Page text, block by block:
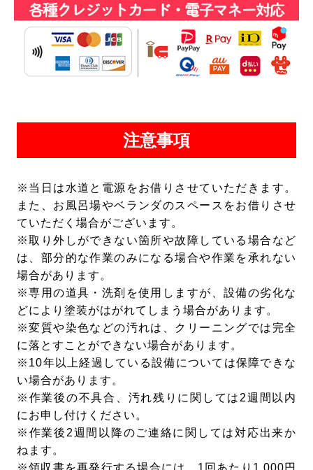
注意事項
※当日は水道と電源をお借りさせていただきます。
また、お風呂場やベランダのスペースをお借りさせ
ていただく場合がございます。
※取り外しができない箇所や故障している場合など
は、部分的な作業のみになる場合や作業を承れない
場合があります。
※専用の道具・洗剤を使用しますが、設備の劣化な
どにより塗装がはがれてしまう場合があります。
※変質や染色などの汚れは、クリーニングでは完全
に落とすことができない場合があります。
※10年以上経過している設備については保障できな
い場合があります。
※作業後の不具合、汚れ残りに関しては2週間以内
にお申し付けください。
※作業後2週間以降のご連絡に関しては対応出来か
ねます。